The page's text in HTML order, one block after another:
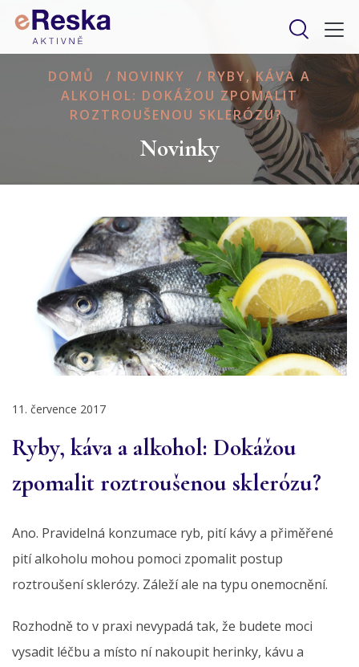
DOMŮ / NOVINKY / RYBY, KÁVA A
ALKOHOL: DOKÁŽOU ZPOMALIT
ROZTROUŠENOU SKLERÓZU?
Novinky
11. července 2017
Ryby, káva a alkohol: Dokážou
zpomalit roztroušenou sklerózu?
Ano. Pravidelná konzumace ryb, pití kávy a přiměřené
pití alkoholu mohou pomoci zpomalit postup
roztroušení sklerózy. Záleží ale na typu onemocnění.
Rozhodně to v praxi nevypadá tak, že budete moci
vysadit léčbu a místo ní nakoupit herinky, kávu a